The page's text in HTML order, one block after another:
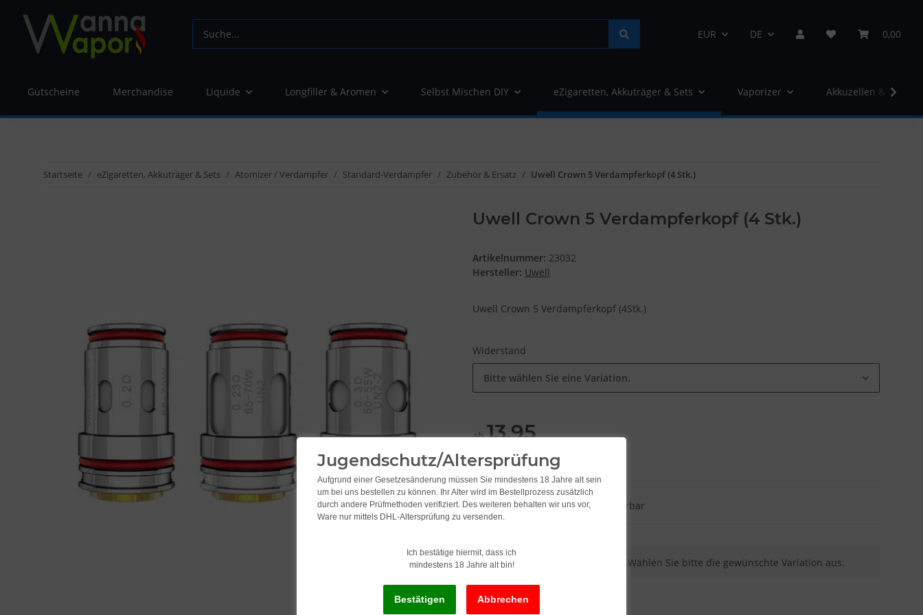
EUR DE 0,00
Gutscheine Merchandise Liquide Longfiller & Aromen Selbst Mischen DIY eZigaretten, Akkuträger & Sets Vaporizer Akkuzellen &
Startseite eZigaretten, Akkuträger & Sets Atomizer / Verdampfer Standard-Verdampfer Zubehör & Ersatz Uwell Crown 5 Verdampferkopf (4 Stk.)
Uwell Crown 5 Verdampferkopf (4 Stk.)
Artikelnummer: 23032
Hersteller: Uwell
Uwell Crown 5 Verdampferkopf (4Stk.)
Widerstand
Bitte wählen Sie eine Variation.
ab13,95
inkl. 19% USt. , zzgl.
Lieferstatus: Sofort ab Lager lieferbar
xDieser Artikel hat Variationen. Wählen Sie bitte die gewünschte Variation aus.
Jugendschutz/Altersprüfung
Aufgrund einer Gesetzesänderung müssen Sie mindestens 18 Jahre alt sein
um bei uns bestellen zu können. Ihr Alter wird im Bestellprozess zusätzlich
durch andere Prüfmethoden verifiziert. Des weiteren behalten wir uns vor,
Ware nur mittels DHL-Altersprüfung zu versenden.
Ich bestätige hiermit, dass ich
mindestens 18 Jahre alt bin!